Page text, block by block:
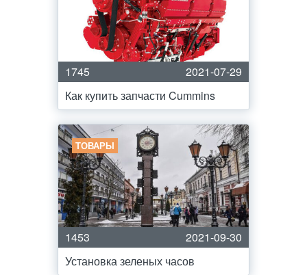
1745
2021-07-29
Как купить запчасти Cummins
ТОВАРЫ
1453
2021-09-30
Установка зеленых часов